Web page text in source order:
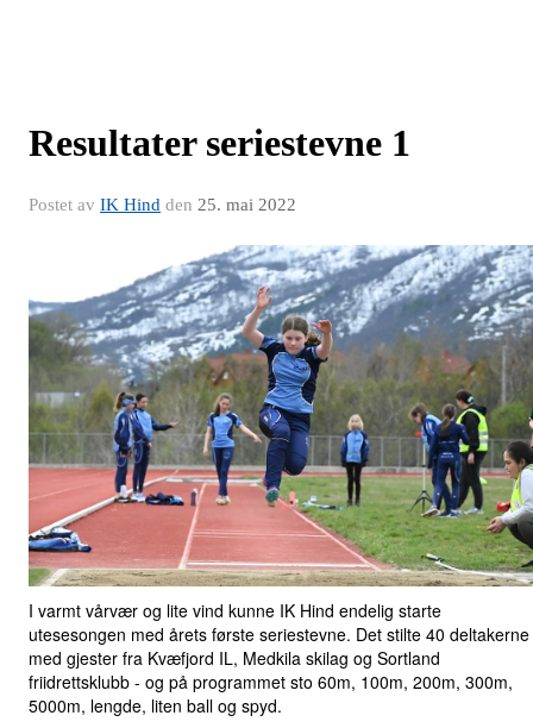
Resultater seriestevne 1
Postet av IK Hind den 25. mai 2022
I varmt vårvær og lite vind kunne IK Hind endelig starte
utesesongen med årets første seriestevne. Det stilte 40
med gjester fra Kvæfjord IL, Medkila skilag og Sortland
friidrettsklubb - og på programmet sto 60m, 100m, 200m, 300m,
5000m, lengde, liten ball og spyd.